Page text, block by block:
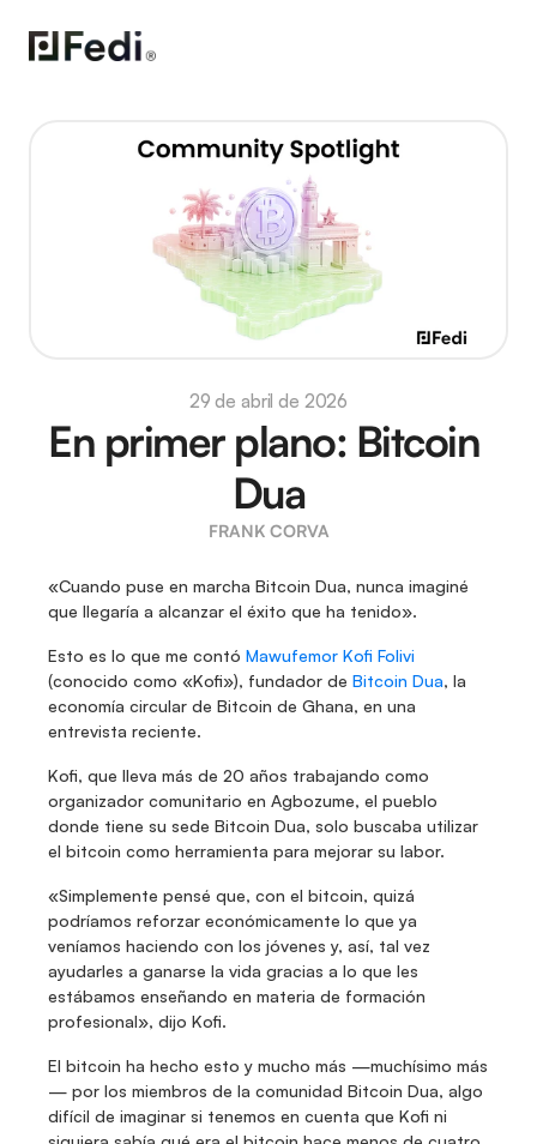
29 de abril de 2026
En primer plano: Bitcoin
Dua
FRANK CORVA
«Cuando puse en marcha Bitcoin Dua, nunca imaginé
que llegaría a alcanzar el éxito que ha tenido».
Esto es lo que me contó Mawufemor Kofi Folivi
(conocido como «Kofi»), fundador de Bitcoin Dua, la
economía circular de Bitcoin de Ghana, en una
entrevista reciente.
Kofi, que lleva más de 20 años trabajando como
organizador comunitario en Agbozume, el pueblo
donde tiene su sede Bitcoin Dua, solo buscaba utilizar
el bitcoin como herramienta para mejorar su labor.
«Simplemente pensé que, con el bitcoin, quizá
podríamos reforzar económicamente lo que ya
veníamos haciendo con los jóvenes y, así, tal vez
ayudarles a ganarse la vida gracias a lo que les
estábamos enseñando en materia de formación
profesional», dijo Kofi.
El bitcoin ha hecho esto y mucho más —muchísimo más
— por los miembros de la comunidad Bitcoin Dua, algo
difícil de imaginar si tenemos en cuenta que Kofi ni